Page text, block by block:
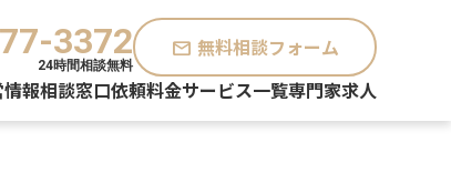
3372
24時間相談無料
mail 無料相談フォーム
報相談窓口依頼料金サービス一覧専門家求人